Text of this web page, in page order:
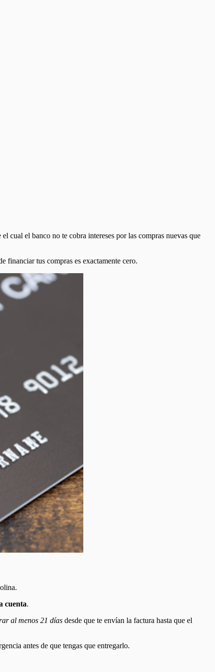
el cual el banco no te cobra intereses por las compras nuevas que
financiar tus compras es exactamente cero.
cuenta.
al menos 21 días desde que te envían la factura hasta que el
antes de que tengas que entregarlo.